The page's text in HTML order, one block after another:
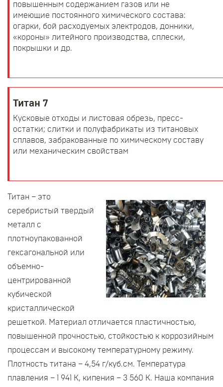
повышенным содержанием газов или не
имеющие постоянного химического состава:
огарки, бой расходуемых электродов, донники,
«короны» литейного производства, сплески,
покрышки и др.
Титан 7
Кусковые отходы и листовая обрезь, пресс-
остатки; слитки и полуфабрикаты из титановых
сплавов, забракованные по химическому составу
или механическим свойствам
Титан – это
серебристый твердый
металл с
плотноупакованной
гексагональной или
объемно-
центрированной
кубической
кристаллической
решеткой. Материал отличается пластичностью,
повышенной прочностью, стойкостью к коррозийным
процессам и высокому температурному режиму.
Плотность титана – 4,54 г/куб.см. Температура
плавления – 1 941 К, кипения – 3 560 К. Наша компания